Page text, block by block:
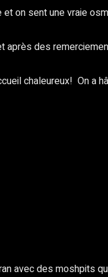
on sent une vraie
des
chaleureux! On a
avec des moshpits